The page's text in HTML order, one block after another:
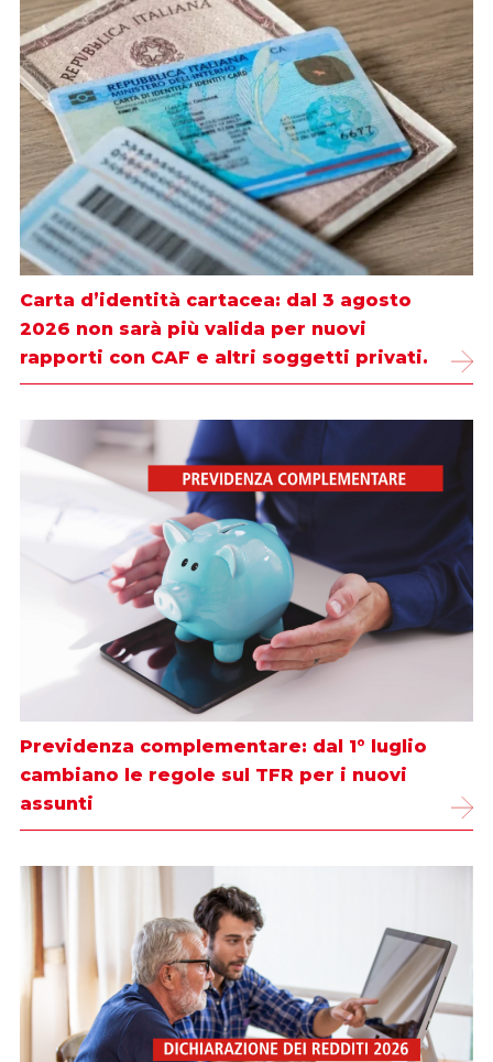
Carta d’identità cartacea: dal 3 agosto
2026 non sarà più valida per nuovi
rapporti con CAF e altri soggetti privati.
Previdenza complementare: dal 1° luglio
cambiano le regole sul TFR per i nuovi
assunti